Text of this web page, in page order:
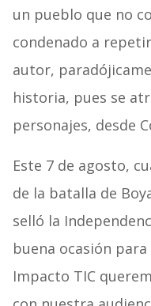
un pueblo que no
condenado a
autor,
historia, pues se
personajes, desde
Este 7 de agosto,
de la batalla de
selló la
buena ocasión
Impacto TIC